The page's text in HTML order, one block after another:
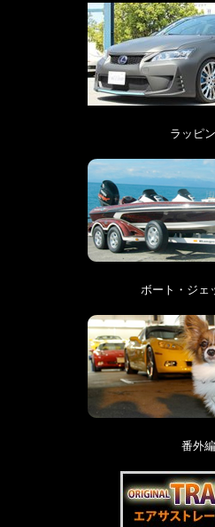
ラッピ
ボート・ジェ
番外編